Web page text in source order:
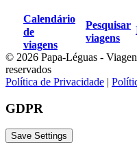
Calendário
de
viagens
Pesquisar
viagens
© 2026 Papa-Léguas -
reservados
Política de Privacidade |
GDPR